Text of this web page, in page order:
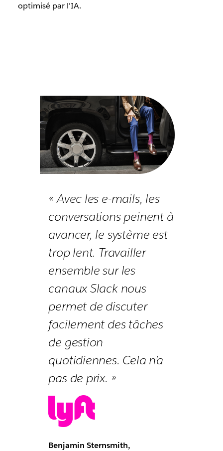
optimisé par l’IA.
« Avec les e-mails, les
conversations peinent à
avancer, le système est
trop lent. Travailler
ensemble sur les
canaux Slack nous
permet de discuter
facilement des tâches
de gestion
quotidiennes. Cela n’a
pas de prix. »
Benjamin Sternsmith,